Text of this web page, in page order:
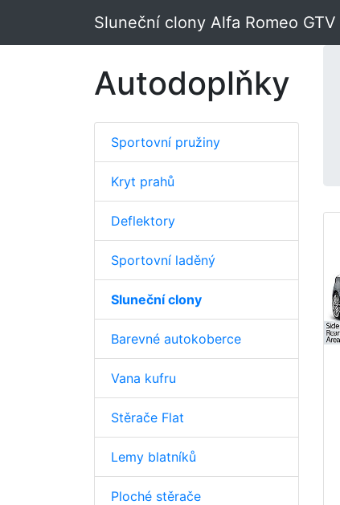
Sluneční clony Alfa Romeo GTV
Autodoplňky
Sportovní pružiny
Kryt prahů
Deflektory
Sportovní laděný
Sluneční clony
Barevné autokoberce
Vana kufru
Stěrače Flat
Lemy blatníků
Ploché stěrače